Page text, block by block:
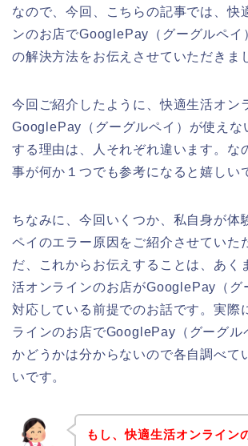
なので、今回、こちらの記事では、快
ンのお店でGooglePay（グーグルペイ
の解決方法をお伝えさせていただきま
今回ご紹介したように、快適生活オン
GooglePay（グーグルペイ）が使えな
する理由は、人それぞれ違います。な
事が何か１つでも参考になると嬉しい
ちなみに、今回いくつか、私自身が体
ペイのエラー原因をご紹介させていた
だ、これからお伝えすることは、あく
活オンラインのお店がGooglePay（グ
対応している前提でのお話です。実際
ラインのお店でGooglePay（グーグル
かどうかは分からないので各自調べて
いです。
もし、快適生活オンライン